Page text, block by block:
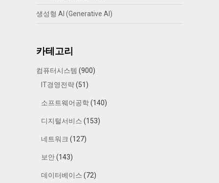
생성형 AI (Generative AI)
카테고리
컴퓨터시스템 (900)
IT경영전략(51)
소프트웨어공학(140)
디지털서비스 (153)
네트워크 (127)
보안(143)
데이터베이스 (72)